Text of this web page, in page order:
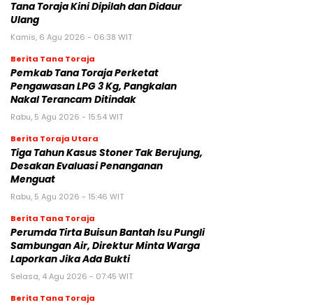
Tana Toraja Kini Dipilah dan Didaur
Ulang
Kamis, 6 Agu 2026 - 06:38 WIT
Berita Tana Toraja
Pemkab Tana Toraja Perketat
Pengawasan LPG 3 Kg, Pangkalan
Nakal Terancam Ditindak
Rabu, 5 Agu 2026 - 15:54 WIT
Berita Toraja Utara
Tiga Tahun Kasus Stoner Tak Berujung,
Desakan Evaluasi Penanganan
Menguat
Rabu, 5 Agu 2026 - 15:46 WIT
Berita Tana Toraja
Perumda Tirta Buisun Bantah Isu Pungli
Sambungan Air, Direktur Minta Warga
Laporkan Jika Ada Bukti
Selasa, 4 Agu 2026 - 07:45 WIT
Berita Tana Toraja